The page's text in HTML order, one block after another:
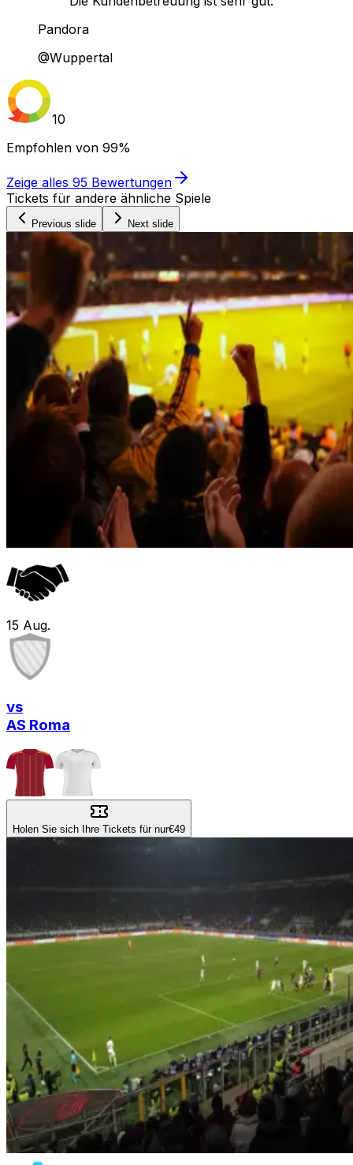
Pandora
@Wuppertal
10
Empfohlen von 99%
Zeige alles 95 Bewertungen
Tickets für andere ähnliche Spiele
Previous slide Next slide
15 Aug.
vs
AS Roma
Holen Sie sich Ihre Tickets für nur€49